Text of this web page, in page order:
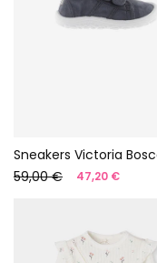
59,00 €
47,20 €